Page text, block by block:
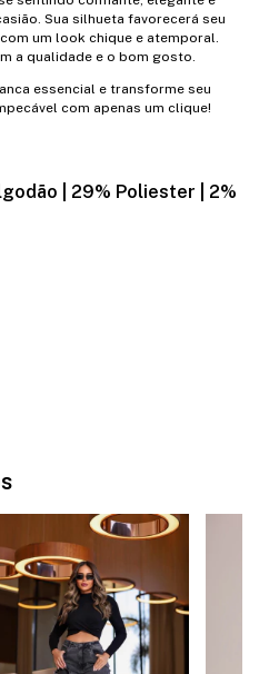
Sua silhueta favorecerá seu
um look chique e atemporal.
a qualidade e o bom gosto.
essencial e transforme seu
com apenas um clique!
| 29% Poliester | 2%